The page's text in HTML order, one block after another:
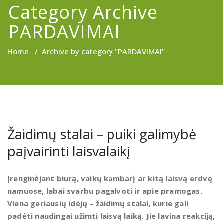
Category Archive
PARDAVIMAI
Home / Archive by category "PARDAVIMAI"
Žaidimų stalai – puiki galimybė
paįvairinti laisvalaikį
Įrenginėjant biurą, vaikų kambarį ar kitą laisvą erdvę
namuose, labai svarbu pagalvoti ir apie pramogas.
Viena geriausių idėjų – žaidimų stalai, kurie gali
padėti naudingai užimti laisvą laiką. Jie lavina reakciją,